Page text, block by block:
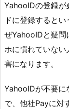
YahooIDの登録が
ドに登録すると
ぜYahooIDと疑問
ホに慣れていな
害になります。
YahooIDが不要に
で、他社Payに対